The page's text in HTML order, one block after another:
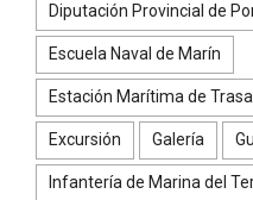
Diputación Provincial de
Escuela Naval de Marín
Estación Marítima de
Excursión Galería
Infantería de Marina del